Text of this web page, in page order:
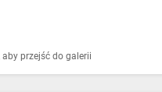
aby przejść do galerii